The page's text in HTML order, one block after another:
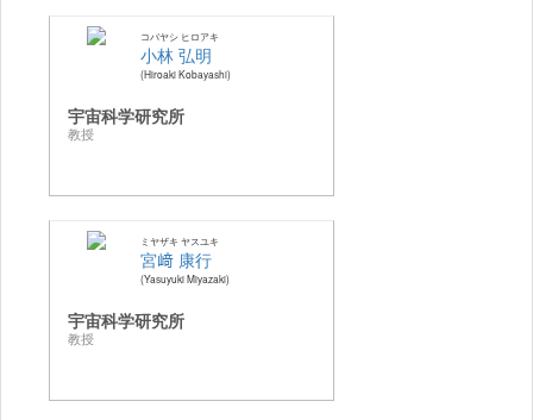
コバヤシ ヒロアキ
小林 弘明
Hiroaki Kobayashi
宇宙科学研究所
教授
ミヤザキ ヤスユキ
宮﨑 康行
Yasuyuki Miyazaki
宇宙科学研究所
教授